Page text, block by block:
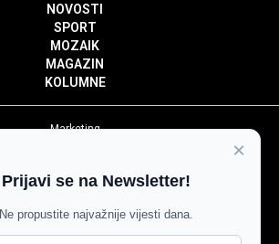
NOVOSTI
SPORT
MOZAIK
MAGAZIN
KOLUMNE
Marketing
Impressum
Pravila komentiranja
Agroglas
×
Prijavi se na Newsletter!
Ne propustite najvažnije vijesti dana.